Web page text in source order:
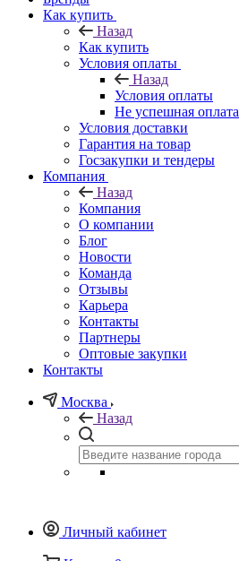
Как купить
Назад
Как купить
Условия оплаты
Назад
Условия оплаты
Не успешная оплата
Условия доставки
Гарантия на товар
Госзакупки и тендеры
Компания
Назад
Компания
О компании
Блог
Новости
Команда
Отзывы
Карьера
Контакты
Партнеры
Оптовые закупки
Контакты
Москва
Назад
Личный кабинет